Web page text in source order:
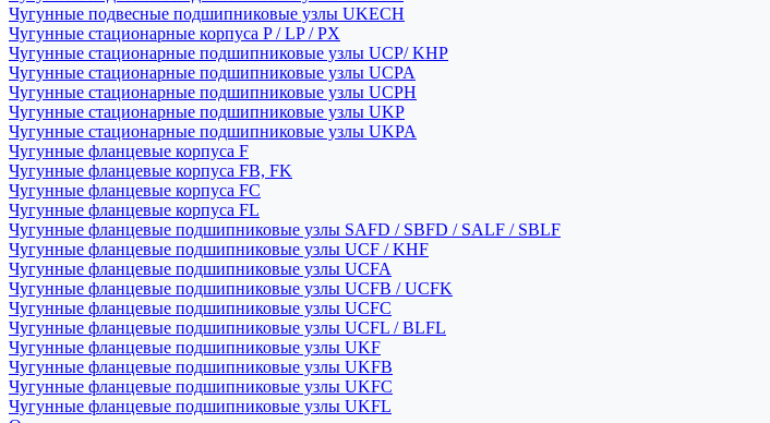
Чугунные подвесные подшипниковые узлы UKECH
Чугунные стационарные корпуса P / LP / PX
Чугунные стационарные подшипниковые узлы UCP/ KHP
Чугунные стационарные подшипниковые узлы UCPA
Чугунные стационарные подшипниковые узлы UCPH
Чугунные стационарные подшипниковые узлы UKP
Чугунные стационарные подшипниковые узлы UKPA
Чугунные фланцевые корпуса F
Чугунные фланцевые корпуса FB, FK
Чугунные фланцевые корпуса FC
Чугунные фланцевые корпуса FL
Чугунные фланцевые подшипниковые узлы SAFD / SBFD / SALF / SBLF
Чугунные фланцевые подшипниковые узлы UCF / KHF
Чугунные фланцевые подшипниковые узлы UCFA
Чугунные фланцевые подшипниковые узлы UCFB / UCFK
Чугунные фланцевые подшипниковые узлы UCFC
Чугунные фланцевые подшипниковые узлы UCFL / BLFL
Чугунные фланцевые подшипниковые узлы UKF
Чугунные фланцевые подшипниковые узлы UKFB
Чугунные фланцевые подшипниковые узлы UKFC
Чугунные фланцевые подшипниковые узлы UKFL